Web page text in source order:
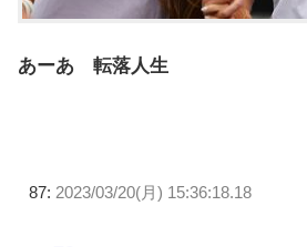
あーあ 転落人生
87: 2023/03/20(月) 15:36:18.18